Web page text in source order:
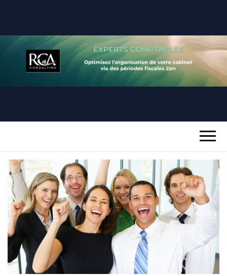
RCA
CONSULTING
REUSSIR SA PERIODE FISCALE